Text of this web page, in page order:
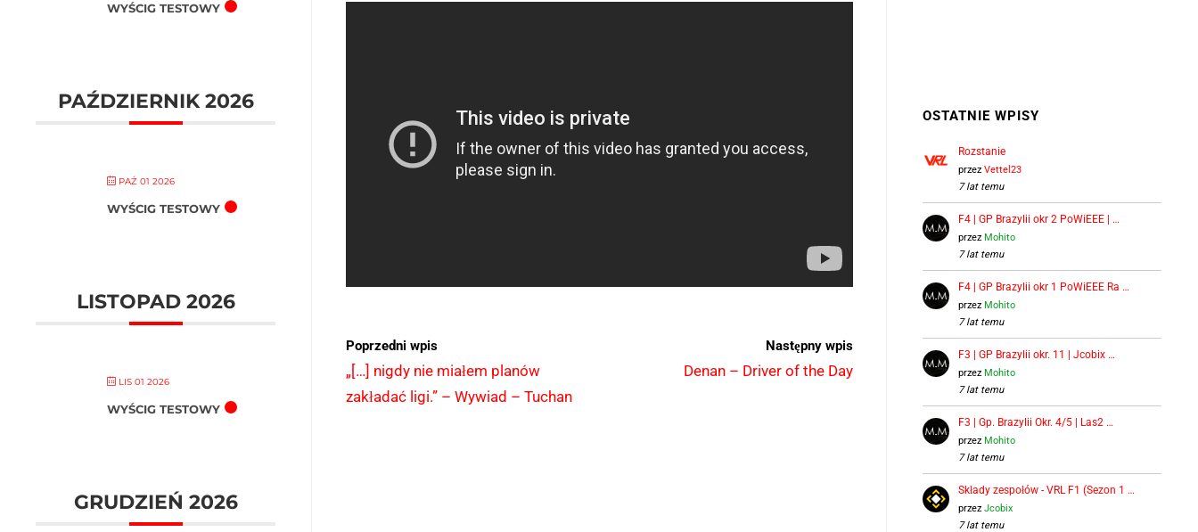
Poprzedni wpis
„[…] nigdy nie miałem planów
zakładać ligi.” – Wywiad – Tuchan
Następny wpis
Denan – Driver of the Day
WYŚCIG TESTOWY
PAŹDZIERNIK 2026
PAŹ 01 2026
WYŚCIG TESTOWY
LISTOPAD 2026
LIS 01 2026
WYŚCIG TESTOWY
GRUDZIEŃ 2026
OSTATNIE WPISY
Rozstanie
przezVettel23
7 lat temu
F4 | GP Brazylii okr 2 PoWiEEE | …
przezMohito
7 lat temu
F4 | GP Brazylii okr 1 PoWiEEE Ra …
przezMohito
7 lat temu
F3 | GP Brazylii okr. 11 | Jcobix …
przezMohito
7 lat temu
F3 | Gp. Brazylii Okr. 4/5 | Las2 …
przezMohito
7 lat temu
Składy zespołów - VRL F1 (Sezon 1 …
przezJcobix
7 lat temu